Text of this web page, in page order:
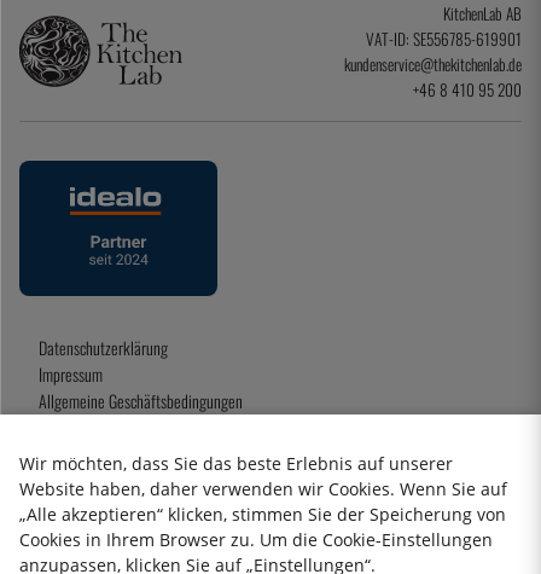
KitchenLab AB
VAT-ID: SE556785-619901
kundenservice@thekitchenlab.de
+46 8 410 95 200
Datenschutzerklärung
Impressum
Allgemeine Geschäftsbedingungen
2026 KitchenLab AB
Wir möchten, dass Sie das beste Erlebnis auf unserer
Website haben, daher verwenden wir Cookies. Wenn Sie auf
„Alle akzeptieren“ klicken, stimmen Sie der Speicherung von
Cookies in Ihrem Browser zu. Um die Cookie-Einstellungen
anzupassen, klicken Sie auf „Einstellungen“.